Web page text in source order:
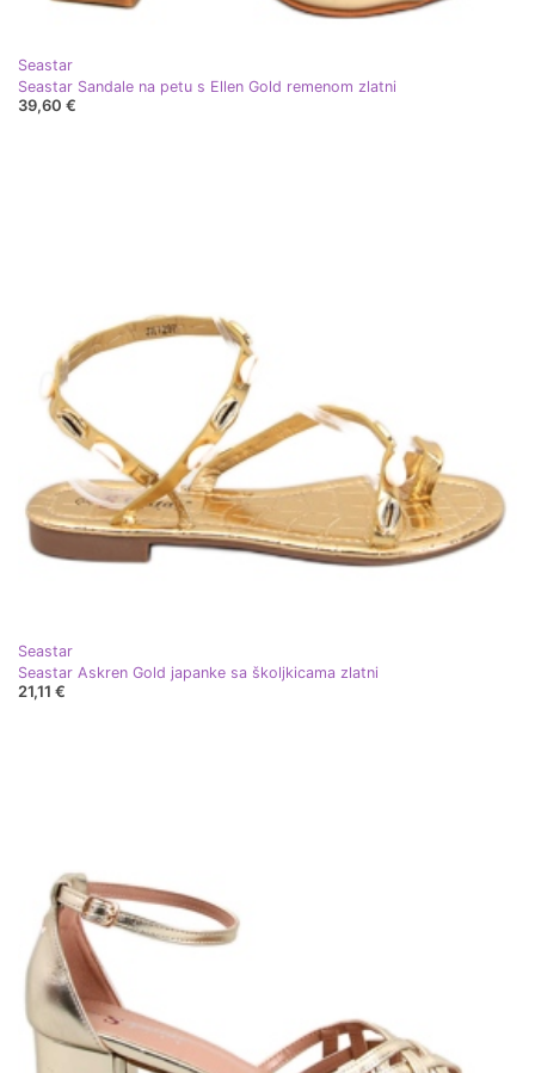
Seastar
Seastar Sandale na petu s Ellen Gold remenom zlatni
39,60 €
Seastar
Seastar Askren Gold japanke sa školjkicama zlatni
21,11 €